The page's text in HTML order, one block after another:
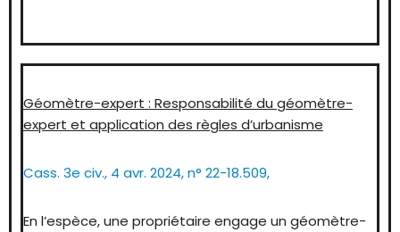
Géomètre-expert : Responsabilité du géomètre-
expert et application des règles d’urbanisme
Cass. 3e civ., 4 avr. 2024, n° 22-18.509,
En l’espèce, une propriétaire engage un géomètre-